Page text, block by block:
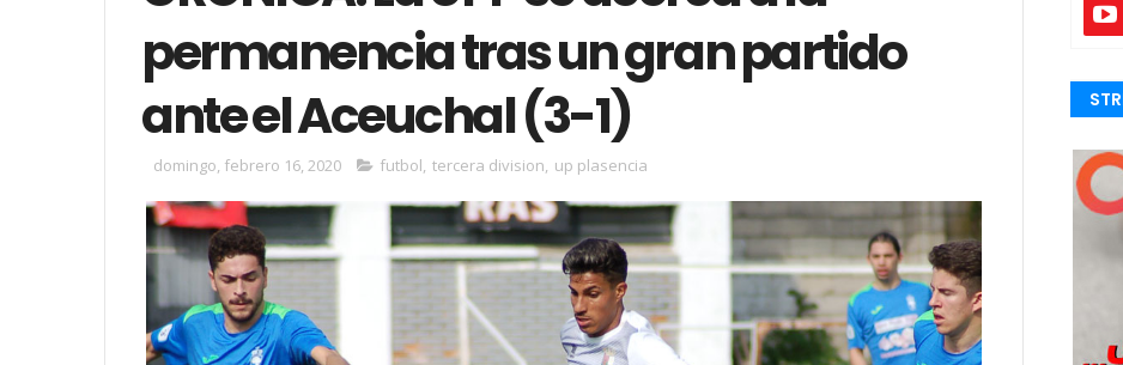
permanencia tras un gran partido
ante el Aceuchal (3-1)
domingo, febrero 16, 2020 futbol, tercera division, up plasencia